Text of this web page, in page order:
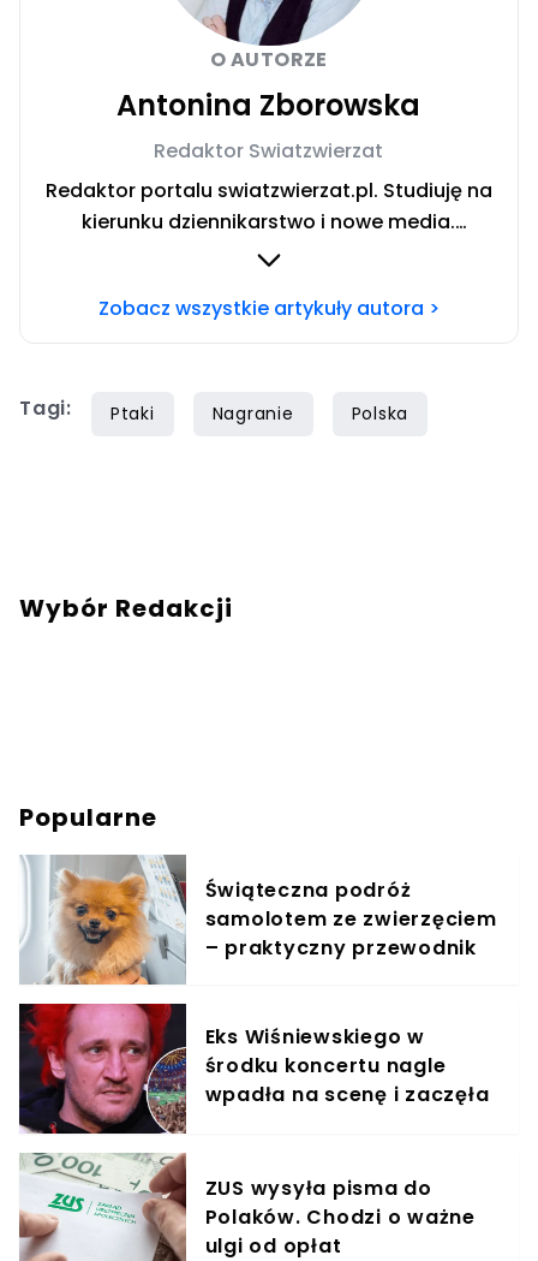
O AUTORZE
Antonina Zborowska
Redaktor Swiatzwierzat
Redaktor portalu swiatzwierzat.pl. Studiuję na
kierunku dziennikarstwo i nowe media.
Interesują mnie sprawy społeczne i wydarzenia
stale szkolącą się w tematyce zachowania
Lukier i kota bez ogona zwanego Ryszardem.
Zobacz wszystkie artykuły autora >
Tagi: Ptaki Nagranie Polska
Wybór Redakcji
Popularne
Świąteczna podróż
samolotem ze zwierzęciem
– praktyczny przewodnik
Eks Wiśniewskiego w
środku koncertu nagle
wpadła na scenę i zaczęła
ZUS wysyła pisma do
Polaków. Chodzi o ważne
ulgi od opłat